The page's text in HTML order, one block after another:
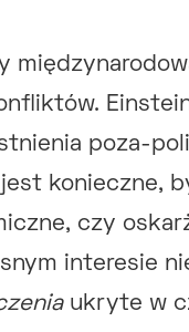
poza-
konieczne,
czy
interesie
ukryte w